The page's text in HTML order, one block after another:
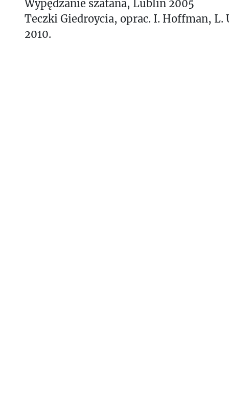
Wypędzanie szatana, Lublin 2005
Teczki Giedroycia, oprac. I. Hoffman, L.
2010.